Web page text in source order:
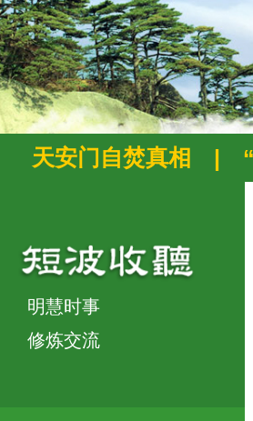
天安门自焚真相 |
明慧时事
修炼交流